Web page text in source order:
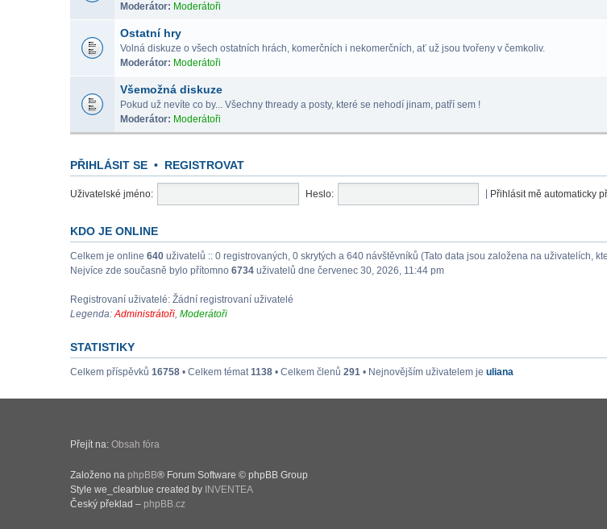
Moderátor: Moderátoři
Ostatní hry
Volná diskuze o všech ostatních hrách, komerčních i nekomerčních, ať už jsou tvořeny v čemkoliv.
Moderátor: Moderátoři
Všemožná diskuze
Pokud už nevíte co by... Všechny thready a posty, které se nehodí jinam, patří sem !
Moderátor: Moderátoři
PŘIHLÁSIT SE • REGISTROVAT
Uživatelské jméno: Heslo: Přihlásit mě automaticky
KDO JE ONLINE
Celkem je online 640 uživatelů :: 0 registrovaných, 0 skrytých a 640 návštěvníků (Tato data jsou založena na uživatelích,
Nejvíce zde současně bylo přítomno 6734 uživatelů dne červenec 30, 2026, 11:44 pm
Registrovaní uživatelé: Žádní registrovaní uživatelé
Legenda:Administrátoři, Moderátoři
STATISTIKY
Celkem příspěvků 16758 • Celkem témat1138 • Celkem členů 291 • Nejnovějším uživatelem je uliana
Přejít na: Obsah fóra
Založeno na phpBB® Forum Software © phpBB Group
Style we_clearblue created by INVENTEA
Český překlad – phpBB.cz